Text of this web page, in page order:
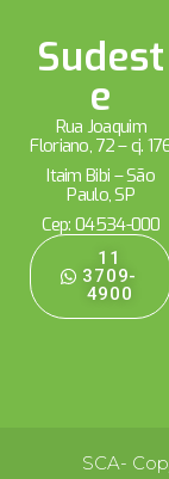
Sudest
e
Rua Joaquim
Floriano, 72 – cj.
Itaim Bibi – São
Paulo, SP
Cep: 04534-000
11
3709-
4900
SCA-